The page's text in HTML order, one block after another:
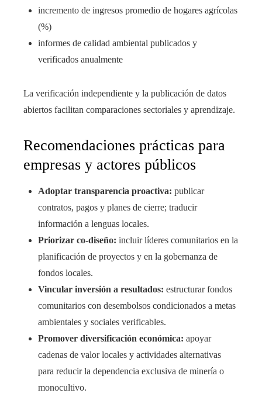
incremento de ingresos promedio de hogares agrícolas
(%)
informes de calidad ambiental publicados y
verificados anualmente
La verificación independiente y la publicación de datos
abiertos facilitan comparaciones sectoriales y aprendizaje.
Recomendaciones prácticas para
empresas y actores públicos
Adoptar transparencia proactiva: publicar
contratos, pagos y planes de cierre; traducir
información a lenguas locales.
Priorizar co‑diseño: incluir líderes comunitarios en la
planificación de proyectos y en la gobernanza de
fondos locales.
Vincular inversión a resultados: estructurar fondos
comunitarios con desembolsos condicionados a metas
ambientales y sociales verificables.
Promover diversificación económica: apoyar
cadenas de valor locales y actividades alternativas
para reducir la dependencia exclusiva de minería o
monocultivo.